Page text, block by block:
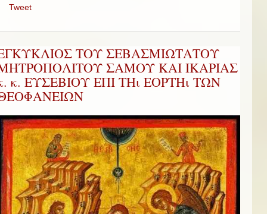
Tweet
ΤΟΥ ΣΕΒΑΣΜΙΩΤΑΤΟΥ
ΣΑΜΟΥ ΚΑΙ ΙΚΑΡΙΑΣ
κ. ΕΥΣΕΒΙΟΥ ΕΠΙ ΤΗι ΕΟΡΤΗι ΤΩΝ